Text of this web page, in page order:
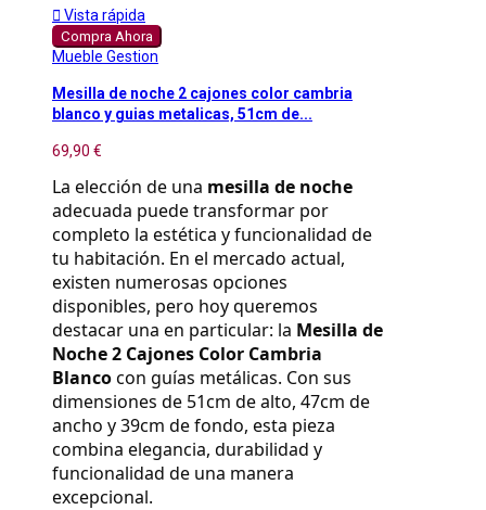
 Vista rápida
Compra Ahora
Mueble Gestion
Mesilla de noche 2 cajones color cambria
blanco y guias metalicas, 51cm de...
69,90 €
La elección de una mesilla de noche
adecuada puede transformar por
completo la estética y funcionalidad de
tu habitación. En el mercado actual,
existen numerosas opciones
disponibles, pero hoy queremos
destacar una en particular: la Mesilla de
Noche 2 Cajones Color Cambria
Blanco con guías metálicas. Con sus
dimensiones de 51cm de alto, 47cm de
ancho y 39cm de fondo, esta pieza
combina elegancia, durabilidad y
funcionalidad de una manera
excepcional.